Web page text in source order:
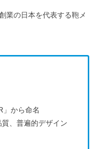
業の日本を代表する鞄メ
」から命名
、普遍的デザイン